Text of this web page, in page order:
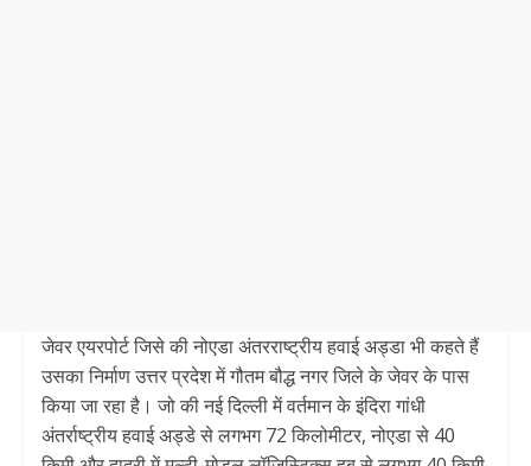
जेवर एयरपोर्ट जिसे की नोएडा अंतरराष्ट्रीय हवाई अड्डा भी कहते हैं
उसका निर्माण उत्तर प्रदेश में गौतम बौद्ध नगर जिले के जेवर के पास
किया जा रहा है। जो की नई दिल्ली में वर्तमान के इंदिरा गांधी
अंतर्राष्ट्रीय हवाई अड्डे से लगभग 72 किलोमीटर, नोएडा से 40